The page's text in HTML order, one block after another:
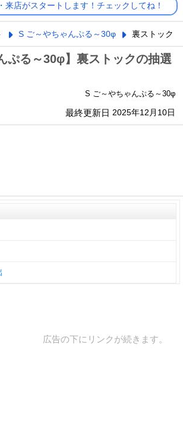
店がスタートします！チェックしてね！
S ご～やちゃんぷる～30φ 裏ストック
ぷる～30φ】裏ストックの抽選
S ご～やちゃんぷる～30φ
最終更新日 2025年12月10日
広告の下にリンクが続きます。